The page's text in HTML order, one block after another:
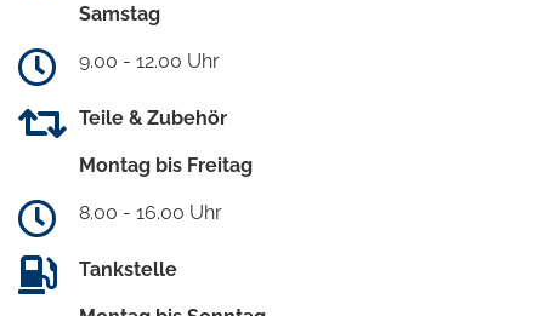
Samstag
9.00 - 12.00 Uhr
Teile & Zubehör
Montag bis Freitag
8.00 - 16.00 Uhr
Tankstelle